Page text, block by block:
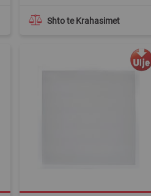
Shto te Krahasimet